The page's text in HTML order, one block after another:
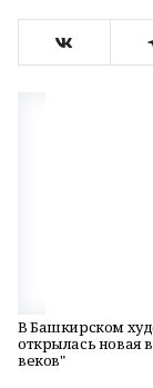
В Башкирском
открылась новая
веков"